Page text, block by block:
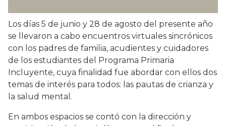
Los días 5 de junio y 28 de agosto del presente año
se llevaron a cabo encuentros virtuales sincrónicos
con los padres de familia, acudientes y cuidadores
de los estudiantes del Programa Primaria
Incluyente, cuya finalidad fue abordar con ellos dos
temas de interés para todos: las pautas de crianza y
la salud mental.
En ambos espacios se contó con la dirección y